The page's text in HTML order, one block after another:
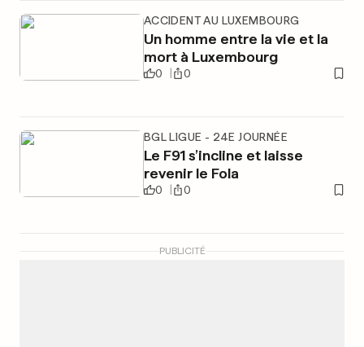
ACCIDENT AU LUXEMBOURG
Un homme entre la vie et la
mort à Luxembourg
0 0
BGL LIGUE - 24E JOURNÉE
Le F91 s’incline et laisse
revenir le Fola
0 0
PUBLICITÉ